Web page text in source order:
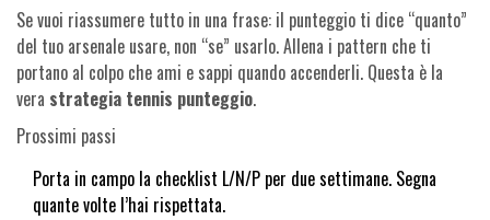
Se vuoi riassumere tutto in una frase: il punteggio ti dice “quanto”
del tuo arsenale usare, non “se” usarlo. Allena i pattern che ti
portano al colpo che ami e sappi quando accenderli. Questa è la
vera strategia tennis punteggio.
Prossimi passi
Porta in campo la checklist L/N/P per due settimane. Segna
quante volte l’hai rispettata.